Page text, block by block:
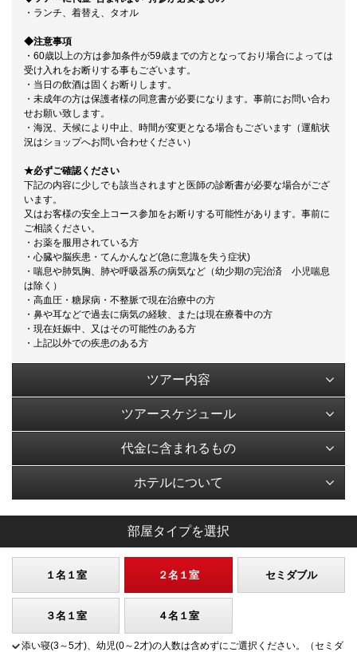
・ランチ、着替え、タオル
◆注意事項
・60歳以上の方は参加条件が59歳までの方となっており場合によっては
受け入れをお断りする事もございます。
・当日の飲酒は固くお断りします。
・未成年の方は保護者様の同意書が必要になります。事前にお問い合わ
せお願い致します。
・海況、天候により中止、時間が変更となる場合もございます（運航状
況はショップへお問い合わせください）
★必ずご確認ください
下記の内容に少しでも該当されますと医師の診断書が必要な場合がござ
います。
又はお客様の安全上コース参加をお断りする可能性があります。事前に
ご相談ください。
・お薬を服用されている方
・心臓や脳疾患・てんかんなど(急に意識を失う症状)
・喘息や肺気胸、肺や呼吸器系の病気など（幼少期の完治済 小児喘息
は除く）
・高血圧・糖尿病・不整脈で現在治療中の方
・鼻や耳などで過去に病気の経験、または現在療養中の方
・現在妊娠中、又はその可能性のある方
・上記以外での疾患のある方
ツアー内容
ツアースケジュール
代金に含まれるもの
ホテルについて
部屋タイプを選択
１名１室 ２名１室 セミダブル
３名１室 ４名１室
添い寝(3～5才)、幼児(0～2才)の人数は含めずにご選択ください。（セミダ